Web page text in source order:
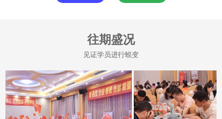
往期盛况
见证学员进行蜕变